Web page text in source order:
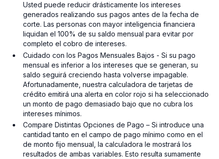
Usted puede reducir drásticamente los intereses
generados realizando sus pagos antes de la fecha de
corte. Las personas con mayor inteligencia financiera
liquidan el 100% de su saldo mensual para evitar por
completo el cobro de intereses.
Cuidado con los Pagos Mensuales Bajos - Si su pago
mensual es inferior a los intereses que se generan, su
saldo seguirá creciendo hasta volverse impagable.
Afortunadamente, nuestra calculadora de tarjetas de
crédito emitirá una alerta en color rojo si ha seleccionado
un monto de pago demasiado bajo que no cubra los
intereses mínimos.
Compare Distintas Opciones de Pago – Si introduce una
cantidad tanto en el campo de pago mínimo como en el
de monto fijo mensual, la calculadora le mostrará los
resultados de ambas variables. Esto resulta sumamente